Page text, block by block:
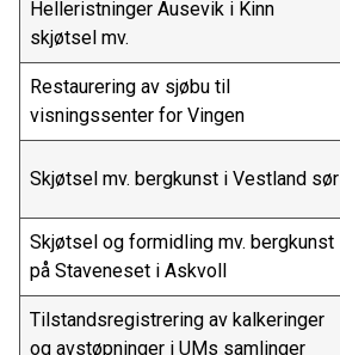
Helleristninger Ausevik i Kinn
skjøtsel mv.
Restaurering av sjøbu til
visningssenter for Vingen
Skjøtsel mv. bergkunst i Vestland sør
Skjøtsel og formidling mv. bergkunst
på Staveneset i Askvoll
Tilstandsregistrering av kalkeringer
og avstøpninger i UMs samlinger